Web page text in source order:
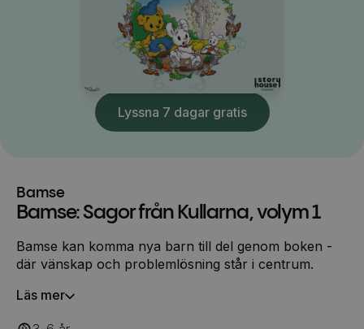
Lyssna 7 dagar gratis
Bamse
Bamse: Sagor från Kullarna, volym 1
Bamse kan komma nya barn till del genom boken -
där vänskap och problemlösning står i centrum.
Läs mer